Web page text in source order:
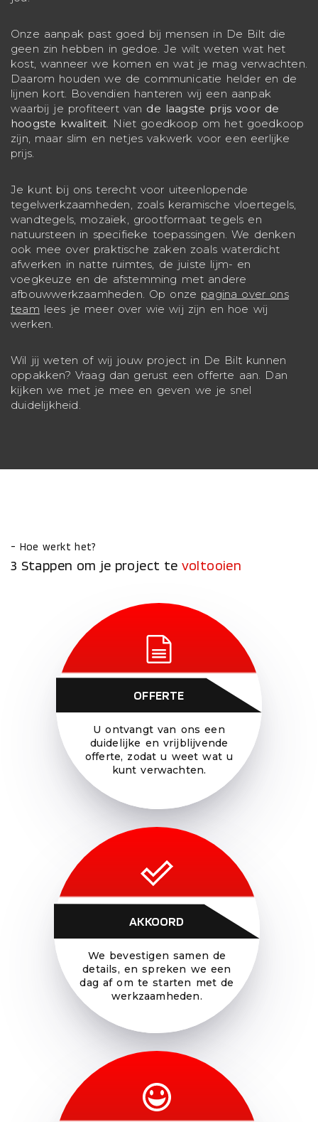
Onze aanpak past goed bij mensen in De Bilt die
geen zin hebben in gedoe. Je wilt weten wat het
kost, wanneer we komen en wat je mag verwachten.
Daarom houden we de communicatie helder en de
lijnen kort. Bovendien hanteren wij een aanpak
waarbij je profiteert van de laagste prijs voor de
hoogste kwaliteit. Niet goedkoop om het goedkoop
zijn, maar slim en netjes vakwerk voor een eerlijke
prijs.
Je kunt bij ons terecht voor uiteenlopende
tegelwerkzaamheden, zoals keramische vloertegels,
wandtegels, mozaïek, grootformaat tegels en
natuursteen in specifieke toepassingen. We denken
ook mee over praktische zaken zoals waterdicht
afwerken in natte ruimtes, de juiste lijm- en
voegkeuze en de afstemming met andere
afbouwwerkzaamheden. Op onze pagina over ons
team lees je meer over wie wij zijn en hoe wij
werken.
Wil jij weten of wij jouw project in De Bilt kunnen
oppakken? Vraag dan gerust een offerte aan. Dan
kijken we met je mee en geven we je snel
duidelijkheid.
- Hoe werkt het?
3 Stappen om je project te voltooien
OFFERTE
U ontvangt van ons een
duidelijke en vrijblijvende
offerte, zodat u weet wat u
kunt verwachten.
AKKOORD
We bevestigen samen de
details, en spreken we een
dag af om te starten met de
werkzaamheden.